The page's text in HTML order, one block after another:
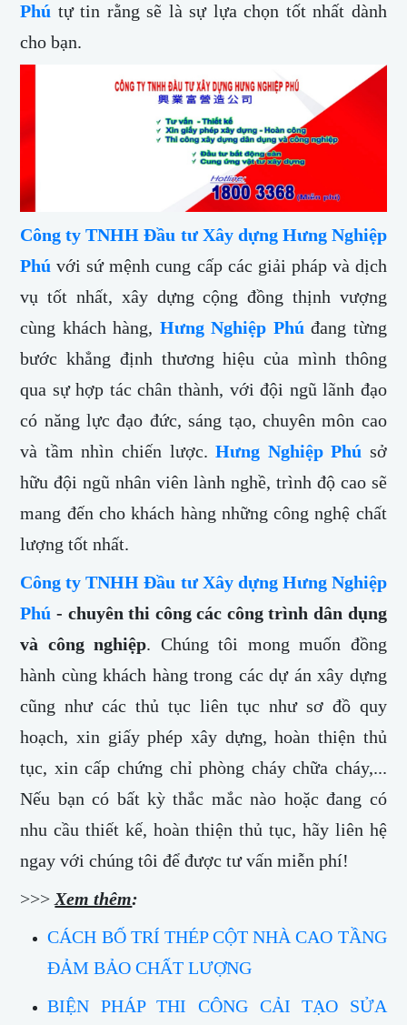
Phú tự tin rằng sẽ là sự lựa chọn tốt nhất dành
cho bạn.
Công ty TNHH Đầu tư Xây dựng Hưng Nghiệp
Phú với sứ mệnh cung cấp các giải pháp và dịch
vụ tốt nhất, xây dựng cộng đồng thịnh vượng
cùng khách hàng, Hưng Nghiệp Phú đang từng
bước khẳng định thương hiệu của mình thông
qua sự hợp tác chân thành, với đội ngũ lãnh đạo
có năng lực đạo đức, sáng tạo, chuyên môn cao
và tầm nhìn chiến lược.Hưng Nghiệp Phú sở
hữu đội ngũ nhân viên lành nghề, trình độ cao sẽ
mang đến cho khách hàng những công nghệ chất
lượng tốt nhất.
Công ty TNHH Đầu tư Xây dựng Hưng Nghiệp
Phú - chuyên thi công các công trình dân dụng
và công nghiệp. Chúng tôi mong muốn đồng
hành cùng khách hàng trong các dự án xây dựng
cũng như các thủ tục liên tục như sơ đồ quy
hoạch, xin giấy phép xây dựng, hoàn thiện thủ
tục, xin cấp chứng chỉ phòng cháy chữa cháy,...
Nếu bạn có bất kỳ thắc mắc nào hoặc đang có
nhu cầu thiết kế, hoàn thiện thủ tục, hãy liên hệ
ngay với chúng tôi để được tư vấn miễn phí!
>>> Xem thêm:
CÁCH BỐ TRÍ THÉP CỘT NHÀ CAO TẦNG
ĐẢM BẢO CHẤT LƯỢNG
BIỆN PHÁP THI CÔNG CẢI TẠO SỬA